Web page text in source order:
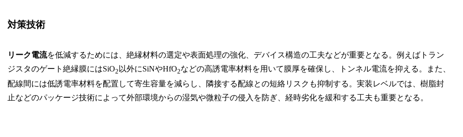
対策技術
リーク電流を低減するためには、絶縁材料の選定や表面処理の強化、デバイス構造の工夫などが重要となる。例えばトラン
ジスタのゲート絶縁膜にはSiO2 以外にSiNやHfO2などの高誘電率材料を用いて膜厚を確保し、トンネル電流を抑える。また、
配線間には低誘電率材料を配置して寄生容量を減らし、隣接する配線との短絡リスクも抑制する。実装レベルでは、樹脂封
止などのパッケージ技術によって外部環境からの湿気や微粒子の侵入を防ぎ、経時劣化を緩和する工夫も重要となる。